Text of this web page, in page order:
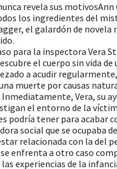
revela sus
los ingredientes del
el galardón de
para la inspectora Vera
el cuerpo sin vida
a acudir
muerte por causas
Inmediatamente, Vera, su
el entorno de la
podría tener para acabar
social que se ocupaba
relacionada con la del
se enfrenta a otro caso
experiencias de la